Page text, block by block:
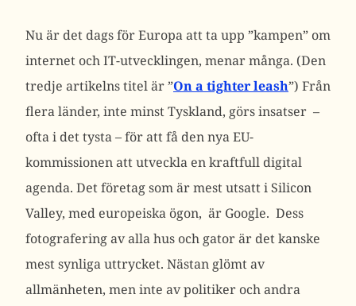
Nu är det dags för Europa att ta upp ”kampen” om
internet och IT-utvecklingen, menar många. (Den
tredje artikelns titel är ”On a tighter leash”) Från
flera länder, inte minst Tyskland, görs insatser –
ofta i det tysta – för att få den nya EU-
kommissionen att utveckla en kraftfull digital
agenda. Det företag som är mest utsatt i Silicon
Valley, med europeiska ögon, är Google. Dess
fotografering av alla hus och gator är det kanske
mest synliga uttrycket. Nästan glömt av
allmänheten, men inte av politiker och andra